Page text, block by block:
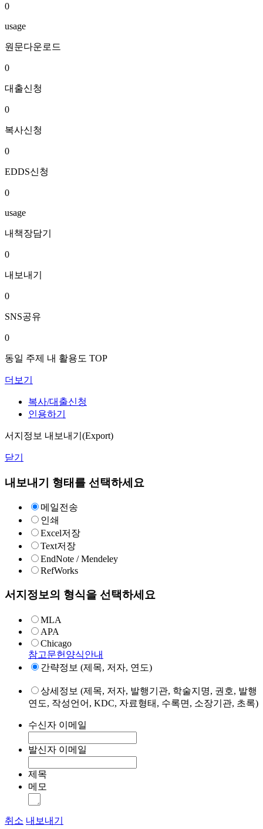
0
usage
원문다운로드
0
대출신청
0
복사신청
0
EDDS신청
0
usage
내책장담기
0
내보내기
0
SNS공유
0
동일 주제 내 활용도 TOP
더보기
복사/대출신청
인용하기
서지정보 내보내기(Export)
닫기
내보내기 형태를 선택하세요
메일전송
인쇄
Excel저장
Text저장
EndNote / Mendeley
RefWorks
서지정보의 형식을 선택하세요
MLA
APA
Chicago
참고문헌양식안내
간략정보 (제목, 저자, 연도)
상세정보 (제목, 저자, 발행기관, 학술지명, 권호, 발행
연도, 작성언어, KDC, 자료형태, 수록면, 소장기관, 초록)
수신자 이메일
발신자 이메일
제목
메모
취소 내보내기